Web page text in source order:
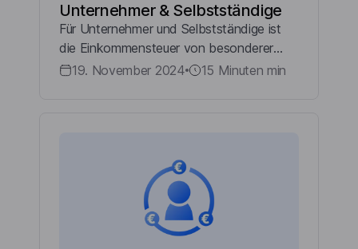
Unternehmer & Selbstständige
Für Unternehmer und Selbstständige ist
die Einkommensteuer von besonderer
Bedeutung, da sie das Einkommen aus
19. November 2024 15 Minuten min